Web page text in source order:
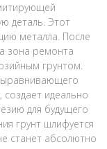
деталь. Этот
металла. После
зона ремонта
грунтом.
идеально
для будущего
грунт шлифуется
станет абсолютно